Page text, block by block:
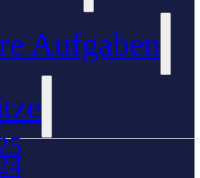
Aufgaben